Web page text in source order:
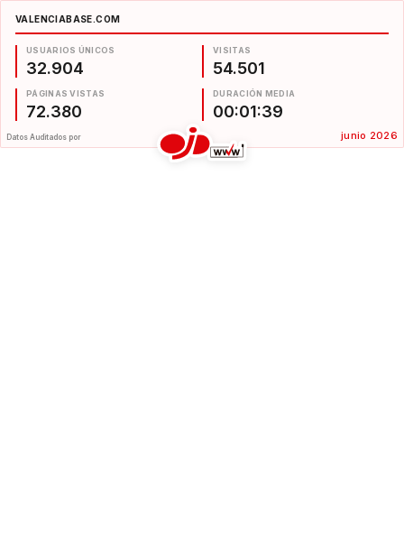
VALENCIABASE.COM
USUARIOS ÚNICOS
32.904
VISITAS
54.501
PÁGINAS VISTAS
72.380
DURACIÓN MEDIA
00:01:39
Datos Auditados por junio 2026